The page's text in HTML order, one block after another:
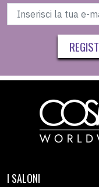
I SALONI